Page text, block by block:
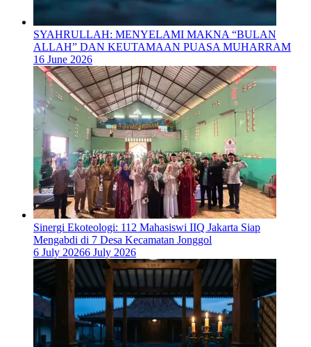
SYAHRULLAH: MENYELAMI MAKNA “BULAN
ALLAH” DAN KEUTAMAAN PUASA MUHARRAM
16 June 2026
‎Sinergi Ekoteologi: 112 Mahasiswi IIQ Jakarta Siap
Mengabdi di 7 Desa Kecamatan Jonggol
6 July 20266 July 2026